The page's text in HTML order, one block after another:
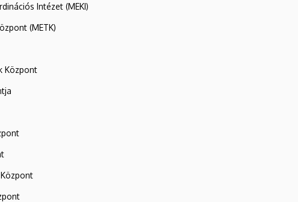
Intézet (MEKI)
(METK)
Központ